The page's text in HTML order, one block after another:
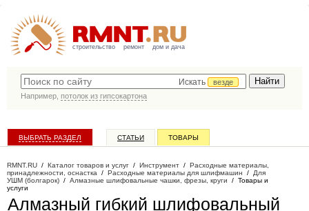
строительство ремонт дом и дача
Искать
везде
Например, потолок из гипсокартона
ВЫБРАТЬ РАЗДЕЛ СТАТЬИ ТОВАРЫ
RMNT.RU / Каталог товаров и услуг / Инструмент / Расходные материалы,
принадлежности, оснастка / Расходные материалы для шлифмашин / Для
УШМ (болгарок) / Алмазные шлифовальные чашки, фрезы, круги / Товары и
услуги
Алмазный гибкий шлифовальный